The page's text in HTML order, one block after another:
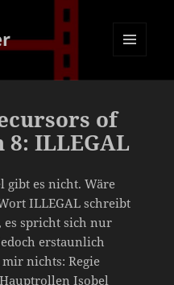
of
8: ILLEGAL
gibt es nicht. Wäre
ILLEGAL schreibt
es spricht sich nur
erstaunlich
nichts: Regie
Isobel